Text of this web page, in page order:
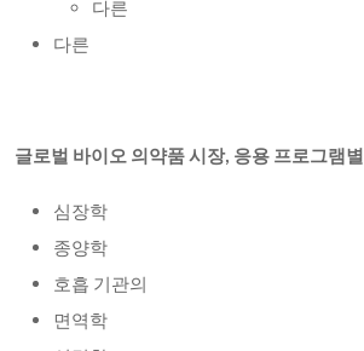
다른
다른
글로벌 바이오 의약품 시장, 응용 프로그램별
심장학
종양학
호흡 기관의
면역학